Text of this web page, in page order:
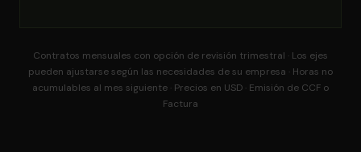
Contratos mensuales con opción de revisión trimestral · Los ejes
pueden ajustarse según las necesidades de su empresa · Horas no
acumulables al mes siguiente · Precios en USD · Emisión de CCF o
Factura